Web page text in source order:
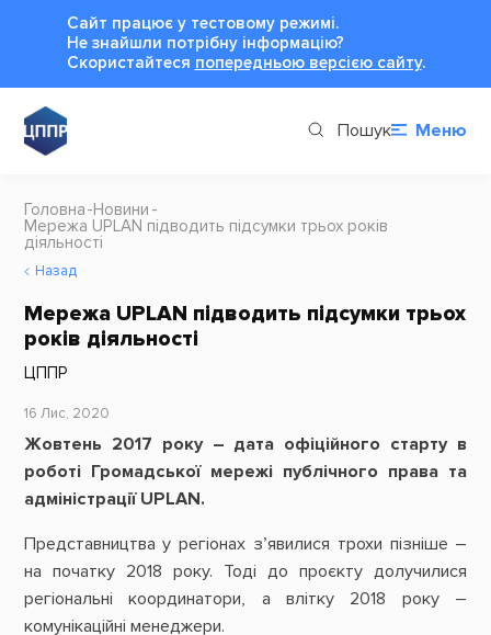
Сайт працює у тестовому режимі.
Не знайшли потрібну інформацію?
Cкористайтеся попередньою версією сайту.
Пошук Меню
Головна Новини
Мережа UPLAN підводить підсумки трьох років
діяльності
Назад
Мережа UPLAN підводить підсумки трьох
років діяльності
ЦППР
16 Лис, 2020
Жовтень 2017 року – дата офіційного старту в
роботі Громадської мережі публічного права та
адміністрації UPLAN.
Представництва у регіонах з’явилися трохи пізніше –
на початку 2018 року. Тоді до проєкту долучилися
регіональні координатори, а влітку 2018 року –
комунікаційні менеджери.